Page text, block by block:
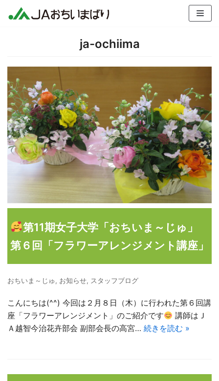
コ
ス
キ
ッ
プ
ja-ochiima
第11期女子大学「おちいま～じゅ」
第６回「フラワーアレンジメント講座」
おちいま～じゅ, お知らせ, スタッフブログ
こんにちは(^^) 今回は２月８日（木）に行われた第６回講
座「フラワーアレンジメント」のご紹介です
講師はＪ
Ａ越智今治花卉部会 副部会長の高宮… 続きを読む »